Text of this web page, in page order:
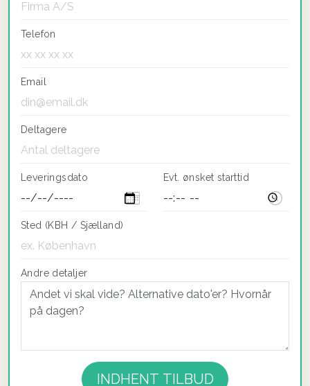
Telefon
Email
Deltagere
Leveringsdato Evt. ønsket starttid
Sted (KBH / Sjælland)
Andre detaljer